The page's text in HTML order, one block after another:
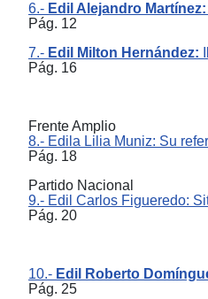
6.- Edil Alejandro Martínez:
Pág. 12
7.- Edil Milton Hernández:
Pág. 16
Frente Amplio
8.- Edila Lilia Muniz: Su
Pág. 18
Partido Nacional
9.- Edil Carlos Figueredo:
Pág. 20
10.- Edil Roberto
Pág. 25